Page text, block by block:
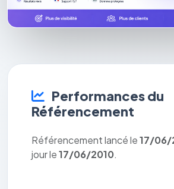
Performances du
Référencement
Référencement lancé le17/06/
jour le17/06/2010.